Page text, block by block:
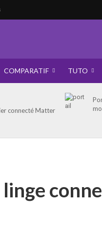
COMPARATIF TUTO
connecté Matter